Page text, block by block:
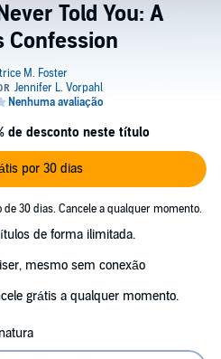
Told You: A
Confession
de desconto neste título
por 30 dias
30 dias. Cancele a qualquer momento.
de forma ilimitada.
mesmo sem conexão
grátis a qualquer momento.